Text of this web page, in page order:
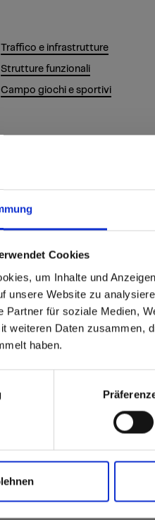
Cookies
um Inhalte und
unsere Website zu
Partner für soziale Medien,
weiteren Daten zusammen,
haben.
you
Fundermax North America
of the world!
Traffico e infrastrutture
Strutture funzionali
Campo giochi e sportivi